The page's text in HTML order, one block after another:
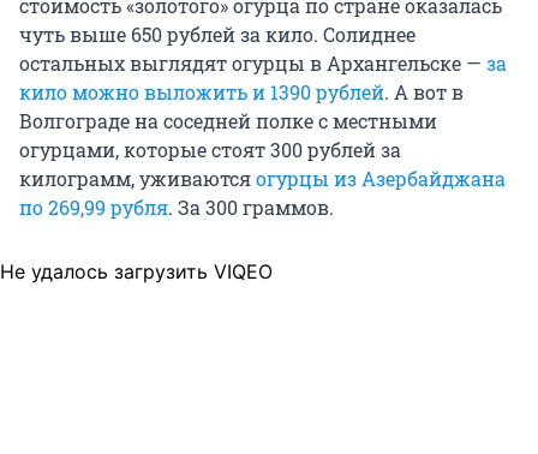
стоимость «золотого» огурца по стране оказалась
чуть выше 650 рублей за кило. Солиднее
остальных выглядят огурцы в Архангельске — за
кило можно выложить и 1390 рублей. А вот в
Волгограде на соседней полке с местными
огурцами, которые стоят 300 рублей за
килограмм, уживаютсяогурцы из Азербайджана
по 269,99 рубля. За 300 граммов.
Не удалось загрузить VIQEO